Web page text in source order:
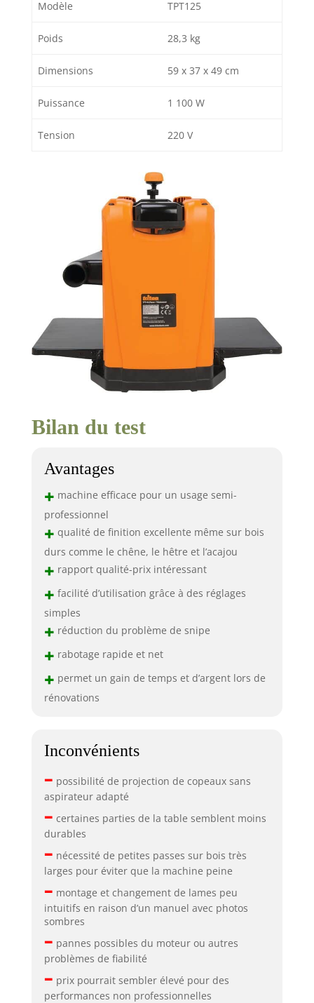
Modèle TPT125
Poids 28,3 kg
Dimensions 59 x 37 x 49 cm
Puissance 1 100 W
Tension 220 V
Bilan du test
Avantages
+ machine efficace pour un usage semi-
professionnel
+ qualité de finition excellente même sur bois
durs comme le chêne, le hêtre et l’acajou
+ rapport qualité-prix intéressant
+ facilité d’utilisation grâce à des réglages
simples
+ réduction du problème de snipe
+ rabotage rapide et net
+ permet un gain de temps et d’argent lors de
rénovations
Inconvénients
– possibilité de projection de copeaux sans
aspirateur adapté
– certaines parties de la table semblent moins
durables
– nécessité de petites passes sur bois très
larges pour éviter que la machine peine
– montage et changement de lames peu
intuitifs en raison d’un manuel avec photos
sombres
– pannes possibles du moteur ou autres
problèmes de fiabilité
– prix pourrait sembler élevé pour des
performances non professionnelles